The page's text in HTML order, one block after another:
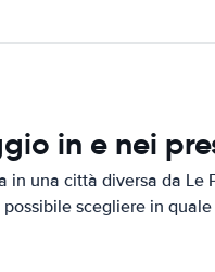
in e nei
una città diversa da Le
possibile scegliere in